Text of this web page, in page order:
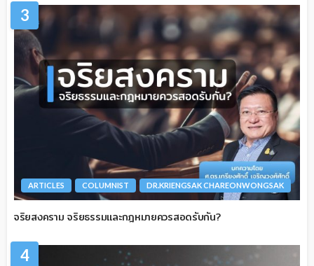
3
ARTICLES COLUMNIST DR.KRIENGSAK CHAREONWONGSAK
จริยสงคราม จริยธรรมและกฎหมายควรสอดรับกัน?
4